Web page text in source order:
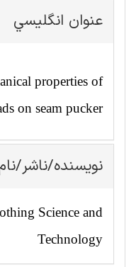
عنوان انگليسي
properties of
on seam pucker
نویسنده/ناشر/
Science and
Technology